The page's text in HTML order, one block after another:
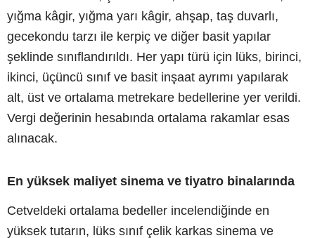
yığma kâgir, yığma yarı kâgir, ahşap, taş duvarlı,
gecekondu tarzı ile kerpiç ve diğer basit yapılar
şeklinde sınıflandırıldı. Her yapı türü için lüks, birinci,
ikinci, üçüncü sınıf ve basit inşaat ayrımı yapılarak
alt, üst ve ortalama metrekare bedellerine yer verildi.
Vergi değerinin hesabında ortalama rakamlar esas
alınacak.
En yüksek maliyet sinema ve tiyatro binalarında
Cetveldeki ortalama bedeller incelendiğinde en
yüksek tutarın, lüks sınıf çelik karkas sinema ve